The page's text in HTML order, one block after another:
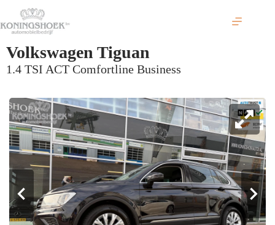
de
Volkswagen Tiguan
1.4 TSI ACT Comfortline Business